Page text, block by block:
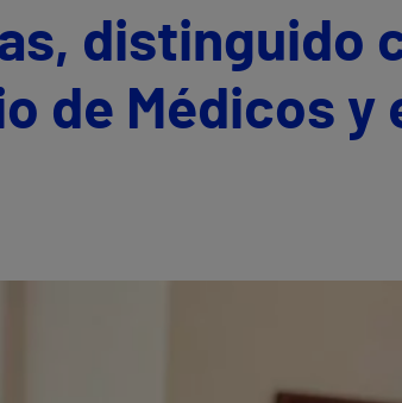
distinguido
de Médicos y